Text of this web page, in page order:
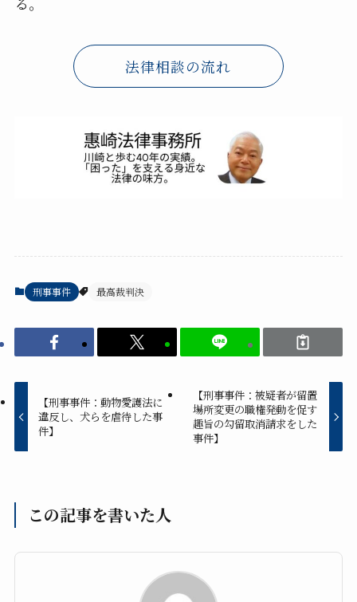
法律相談の流れ
刑事事件 最高裁判決
【刑事事件：動物愛護法に
違反し、犬らを虐待した事
件】
【刑事事件：被疑者が留置
場所変更の職権発動を促す
趣旨の勾留取消請求をした
事件】
この記事を書いた人